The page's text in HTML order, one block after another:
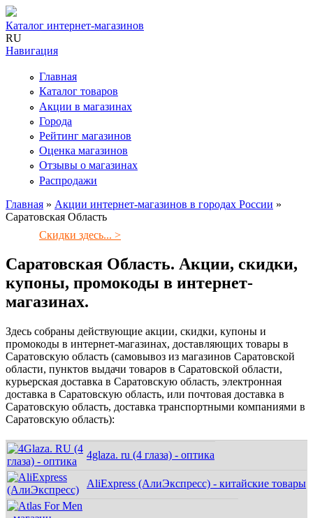
Каталог интернет-магазинов
RU
Навигация
Главная
Каталог товаров
Акции в магазинах
Города
Рейтинг магазинов
Оценка магазинов
Отзывы о магазинах
Распродажи
Вы здесь
Главная » Акции интернет-магазинов в городах России »
Саратовская Область
Скидки здесь... >
Саратовская Область. Акции, скидки,
купоны, промокоды в интернет-
магазинах.
Здесь собраны действующие акции, скидки, купоны и
промокоды в интернет-магазинах, доставляющих товары в
Саратовскую область (самовывоз из магазинов Саратовской
области, пунктов выдачи товаров в Саратовской области,
курьерская доставка в Саратовскую область, электронная
доставка в Саратовскую область, или почтовая доставка в
Саратовскую область, доставка транспортными компаниями в
Саратовскую область):
4glaza. ru (4 глаза) - оптика
AliExpress (АлиЭкспресс) - китайские товары